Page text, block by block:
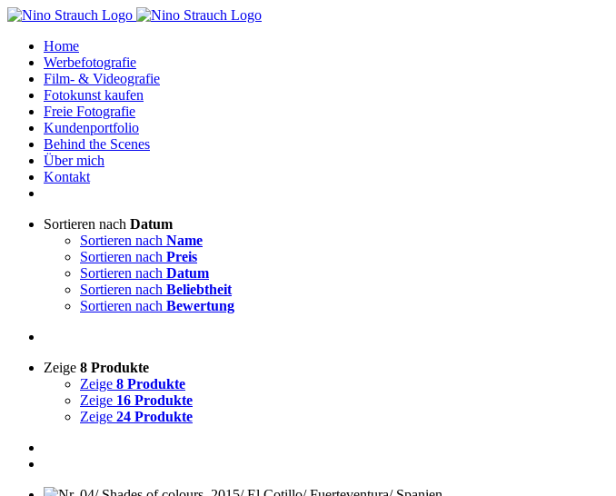
Zum
springenHome
Werbefotografie
Film- & Videografie
Fotokunst kaufen
Freie Fotografie
Kundenportfolio
Behind the Scenes
Über mich
Kontakt
Sortieren nach Datum
Sortieren nach Name
Sortieren nach Preis
Sortieren nach Datum
Sortieren nach Beliebtheit
Sortieren nach Bewertung
Zeige 8 Produkte
Zeige 8 Produkte
Zeige 16 Produkte
Zeige 24 Produkte